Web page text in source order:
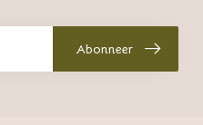
Abonneer